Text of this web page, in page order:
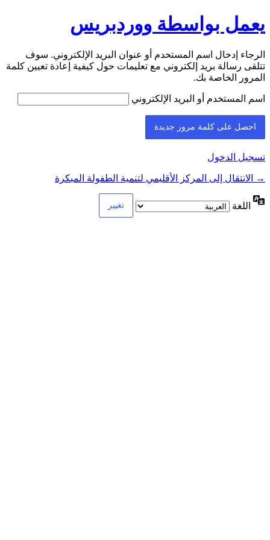
يعمل بواسطة ووردبريس
الرجاء إدخال اسم المستخدم أو عنوان البريد الإلكتروني. سوف
تتلقى رسالة بريد إلكتروني مع تعليمات حول كيفية إعادة تعيين كلمة
المرور الخاصة بك.
اسم المستخدم أو البريد الإلكتروني
تسجيل الدخول
→ الانتقال إلى المركز الأقليمي لتنمية الطفولة المبكرة
اللغة